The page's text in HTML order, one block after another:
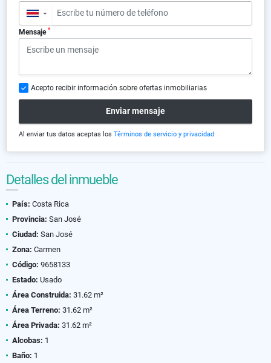
▼
Mensaje *
Acepto recibir información sobre ofertas inmobiliarias
Enviar mensaje
Al enviar tus datos aceptas los Términos de servicio y privacidad
Detalles del inmueble
País: Costa Rica
Provincia: San José
Ciudad: San José
Zona: Carmen
Código: 9658133
Estado: Usado
Área Construida: 31.62 m²
Área Terreno: 31.62 m²
Área Privada: 31.62 m²
Alcobas: 1
Baño: 1